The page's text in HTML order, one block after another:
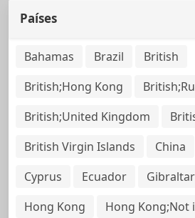
Países
Bahamas Brazil
British
British;Hong Kong
British;United Kingdom
British Virgin Islands
China
Cyprus
Ecuador Gibraltar
Hong Kong
Hong Kong;Not